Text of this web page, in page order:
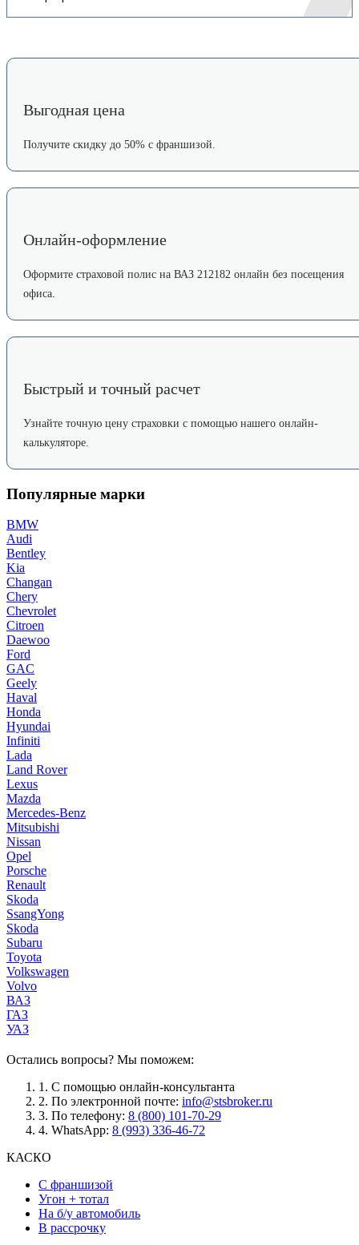
Выгодная цена
Получите скидку до 50% с франшизой.
Онлайн-оформление
Оформите страховой полис на ВАЗ 212182 онлайн без посещения
офиса.
Быстрый и точный расчет
Узнайте точную цену страховки с помощью нашего онлайн-
калькуляторе.
Популярные марки
BMW
Audi
Bentley
Kia
Changan
Chery
Chevrolet
Citroen
Daewoo
Ford
GAC
Geely
Haval
Honda
Hyundai
Infiniti
Lada
Land Rover
Lexus
Mazda
Mercedes-Benz
Mitsubishi
Nissan
Opel
Porsche
Renault
Skoda
SsangYong
Skoda
Subaru
Toyota
Volkswagen
Volvo
ВАЗ
ГАЗ
УАЗ
Остались вопросы? Мы поможем:
1. С помощью онлайн-консультанта
2. По электронной почте: info@stsbroker.ru
3. По телефону: 8 (800) 101-70-29
4. WhatsApp: 8 (993) 336-46-72
КАСКО
С франшизой
Угон + тотал
На б/у автомобиль
В рассрочку